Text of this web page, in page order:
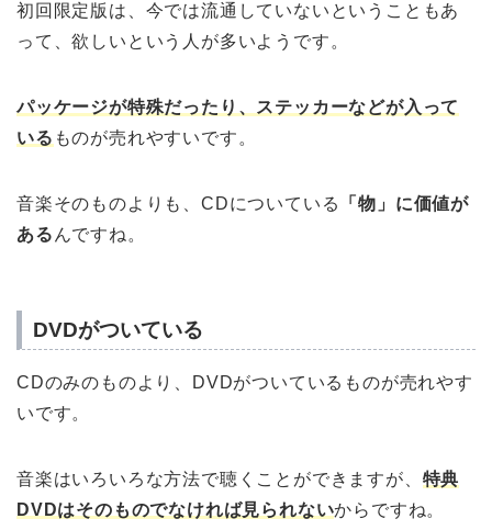
初回限定版は、今では流通していないということもあ
って、欲しいという人が多いようです。
パッケージが特殊だったり、ステッカーなどが入って
いる ものが売れやすいです。
音楽そのものよりも、CDについている
「物」に価値が
ある んですね。
DVDがついている
CDのみのものより、DVDがついているものが売れやす
いです。
音楽はいろいろな方法で聴くことができますが、 特典
DVDはそのものでなければ見られないからですね。